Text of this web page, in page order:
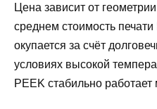
Цена зависит от
среднем стоимость
окупается за счёт
условиях высокой
PEEK стабильно